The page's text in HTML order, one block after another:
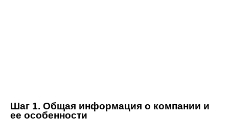
Шаг 1. Общая информация о компании и
ее особенности